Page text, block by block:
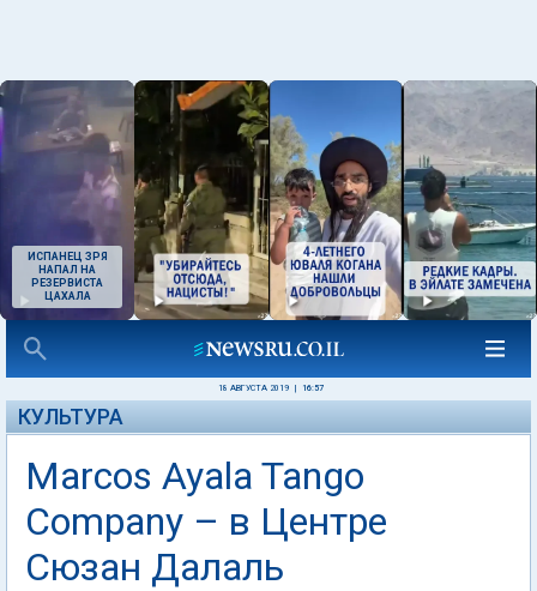
ИСПАНЕЦ ЗРЯ
НАПАЛ НА
РЕЗЕРВИСТА
ЦАХАЛА
18 АВГУСТА 2019 16:57
КУЛЬТУРА
Marcos Ayala Tango
Company – в Центре
Сюзан Далаль